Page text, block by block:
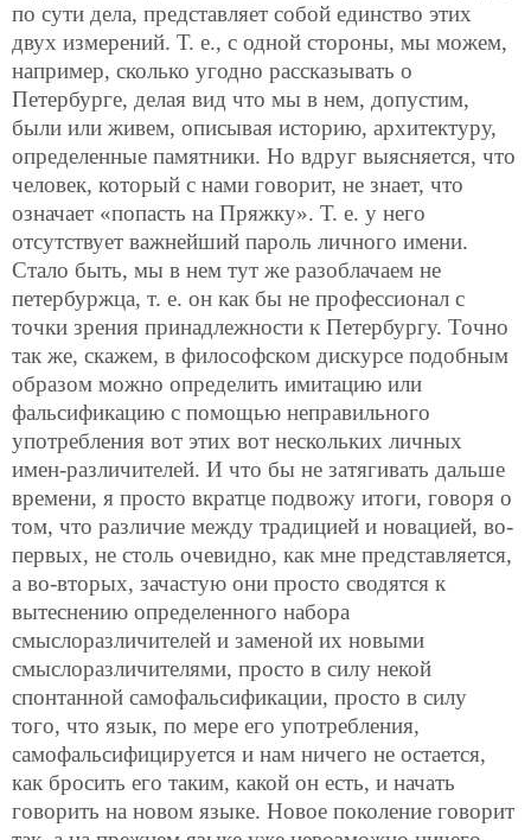
по сути дела, представляет собой единство этих
двух измерений. Т. е., с одной стороны, мы можем,
например, сколько угодно рассказывать о
Петербурге, делая вид что мы в нем, допустим,
были или живем, описывая историю, архитектуру,
определенные памятники. Но вдруг выясняется, что
человек, который с нами говорит, не знает, что
означает «попасть на Пряжку». Т. е. у него
отсутствует важнейший пароль личного имени.
Стало быть, мы в нем тут же разоблачаем не
петербуржца, т. е. он как бы не профессионал с
точки зрения принадлежности к Петербургу. Точно
так же, скажем, в философском дискурсе подобным
образом можно определить имитацию или
фальсификацию с помощью неправильного
употребления вот этих вот нескольких личных
имен-различителей. И что бы не затягивать дальше
времени, я просто вкратце подвожу итоги, говоря о
том, что различие между традицией и новацией, во-
первых, не столь очевидно, как мне представляется,
а во-вторых, зачастую они просто сводятся к
вытеснению определенного набора
смыслоразличителей и заменой их новыми
смыслоразличителями, просто в силу некой
спонтанной самофальсификации, просто в силу
того, что язык, по мере его употребления,
самофальсифицируется и нам ничего не остается,
как бросить его таким, какой он есть, и начать
говорить на новом языке. Новое поколение говорит